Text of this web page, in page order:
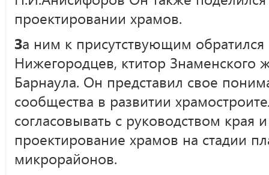
проектировании храмов.
За ним к присутствующим
Нижегородцев, ктитор Знаменского
Барнаула. Он представил свое
сообщества в развитии
согласовывать с руководством края
проектирование храмов на стадии
микрорайонов.